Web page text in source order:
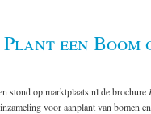
een Boom
stond op marktplaats.nl de brochure
voor aanplant van bomen